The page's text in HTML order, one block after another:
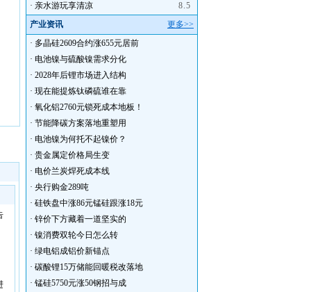
· 亲水游玩享清凉
8.5
产业资讯
更多>>
· 多晶硅2609合约涨655元居前
· 电池镍与硫酸镍需求分化
· 2028年后锂市场进入结构
· 现在能提炼钛磷硫谁在靠
· 氧化铝2760元锁死成本地板！
· 节能降碳方案落地重塑用
· 电池镍为何托不起镍价？
· 贵金属定价格局生变
· 电价兰炭焊死成本线
· 央行购金289吨
· 硅铁盘中涨86元锰硅跟涨18元
· 锌价下方藏着一道坚实的
· 镍消费双轮今日怎么转
· 绿电铝成铝价新锚点
· 碳酸锂15万储能回暖税改落地
· 锰硅5750元涨50钢招与成